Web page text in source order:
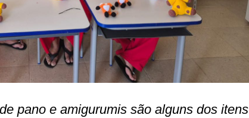
pano e amigurumis são alguns dos itens